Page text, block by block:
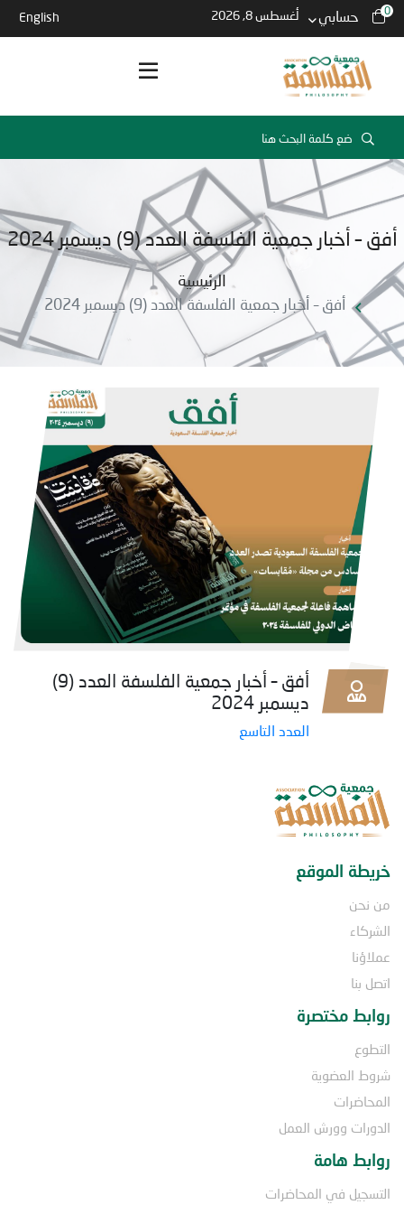
0 حسابي أغسطس 8, 2026 English
أفق – أخبار جمعية الفلسفة العدد (9) ديسمبر 2024
الرئيسية
أفق – أخبار جمعية الفلسفة العدد (9) ديسمبر 2024
أفق – أخبار جمعية الفلسفة العدد (9)
ديسمبر 2024
العدد التاسع
خريطة الموقع
من نحن
الشركاء
عملاؤنا
اتصل بنا
روابط مختصرة
التطوع
شروط العضوية
المحاضرات
الدورات وورش العمل
روابط هامة
التسجيل في المحاضرات